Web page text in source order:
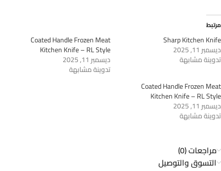
مرتبط
Sharp Kitchen Knife
ديسمبر 11, 2025
تدوينة مشابهة
Coated Handle Frozen Meat
Kitchen Knife – RL Style
ديسمبر 11, 2025
تدوينة مشابهة
Coated Handle Frozen Meat
Kitchen Knife – RL Style
ديسمبر 11, 2025
تدوينة مشابهة
مراجعات (0)
التسوق والتوصيل